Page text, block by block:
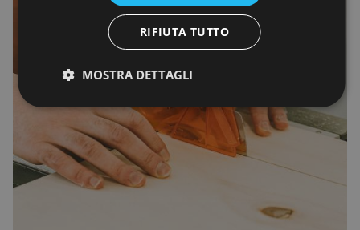
RIFIUTA TUTTO
MOSTRA DETTAGLI